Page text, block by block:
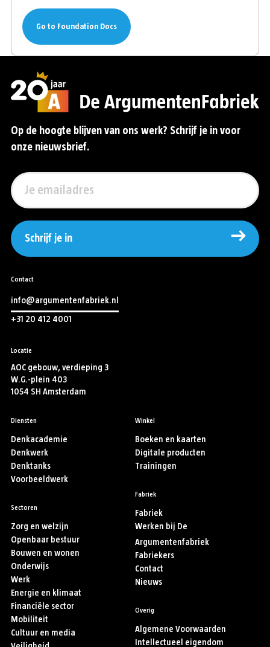
Go to Foundation Docs
Op de hoogte blijven van ons werk? Schrijf je in voor
onze nieuwsbrief.
Schrijf je in
Contact
info@argumentenfabriek.nl
+31 20 412 4001
Locatie
AOC gebouw, verdieping 3
W.G.-plein 403
1054 SH Amsterdam
Diensten
Denkacademie
Denkwerk
Denktanks
Voorbeeldwerk
Sectoren
Zorg en welzijn
Openbaar bestuur
Bouwen en wonen
Onderwijs
Werk
Energie en klimaat
Financiële sector
Mobiliteit
Cultuur en media
Winkel
Boeken en kaarten
Digitale producten
Trainingen
Fabriek
Fabriek
Werken bij De
Argumentenfabriek
Fabriekers
Contact
Nieuws
Overig
Algemene Voorwaarden
Intellectueel eigendom